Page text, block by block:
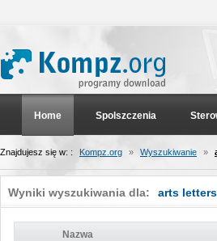
Home Spolszczenia
Znajdujesz się w: : Kompz.org » Wyszukiwanie »
Wyniki wyszukiwania dla: arts
Nazwa